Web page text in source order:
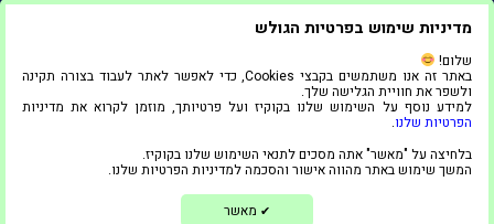
מדיניות שימוש בפרטיות הגולש
שלום!
באתר זה אנו משתמשים בקבצי Cookies, כדי לאפשר לאתר לעבוד בצורה תקינה
ולשפר את חוויית הגלישה שלך.
למידע נוסף על השימוש שלנו בקוקיז ועל פרטיותך, מוזמן לקרוא את מדיניות
הפרטיות שלנו.
בלחיצה על "מאשר" אתה מסכים לתנאי השימוש שלנו בקוקיז.
המשך שימוש באתר מהווה אישור והסכמה למדיניות הפרטיות שלנו.
✔ מאשר
צור קשר
הצהרת נגישות
בניית אתרים ושיווק דיגיטלי